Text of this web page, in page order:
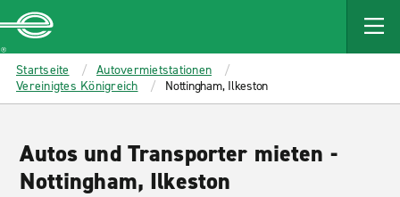
MAIN
CONTENT
Enterprise
Startseite
Autovermietstationen
Vereinigtes Königreich
Nottingham, Ilkeston
Autos und Transporter mieten -
Nottingham, Ilkeston